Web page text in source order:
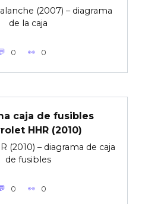
(2007) – diagrama
de la caja
0 0
caja de fusibles
HHR (2010)
(2010) – diagrama de caja
de fusibles
0 0